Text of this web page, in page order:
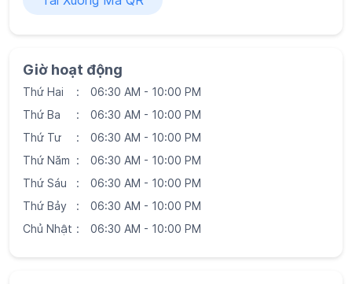
Thứ Năm
06:30 AM - 10:00 PM
Chủ Nhật
06:30 AM - 10:00 PM
Chỉ đường đến Kingfoodmart
7P28RMV2+8F
Hồ Chí Minh, Vietnam
Tùy chọn đỗ xe